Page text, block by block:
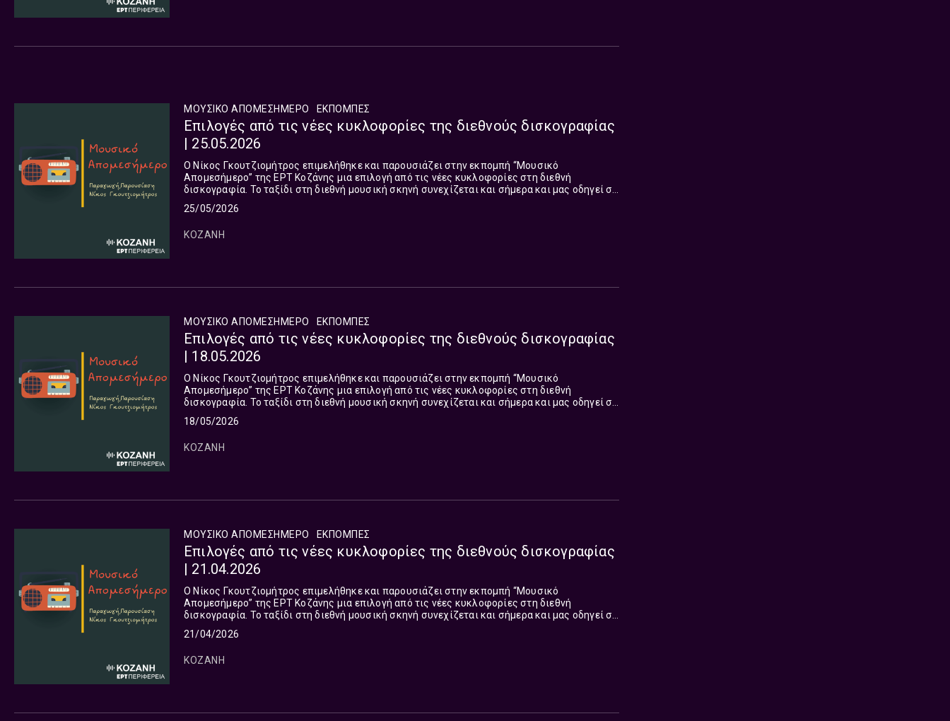
ΜΟΥΣΙΚΟ ΑΠΟΜΕΣΗΜΕΡΟ ΕΚΠΟΜΠΈΣ
Επιλογές από τις νέες κυκλοφορίες της διεθνούς δισκογραφίας
| 25.05.2026
Ο Νίκος Γκουτζιομήτρος επιμελήθηκε και παρουσιάζει στην εκπομπή “Μουσικό
Απομεσήμερο” της ΕΡΤ Κοζάνης μια επιλογή από τις νέες κυκλοφορίες στη διεθνή
δισκογραφία. Το ταξίδι στη διεθνή μουσική σκηνή συνεχίζεται και σήμερα και μας οδηγεί σε
25/05/2026
ΚΟΖΑΝΗ
ΜΟΥΣΙΚΟ ΑΠΟΜΕΣΗΜΕΡΟ ΕΚΠΟΜΠΈΣ
Επιλογές από τις νέες κυκλοφορίες της διεθνούς δισκογραφίας
| 18.05.2026
Ο Νίκος Γκουτζιομήτρος επιμελήθηκε και παρουσιάζει στην εκπομπή “Μουσικό
Απομεσήμερο” της ΕΡΤ Κοζάνης μια επιλογή από τις νέες κυκλοφορίες στη διεθνή
δισκογραφία. Το ταξίδι στη διεθνή μουσική σκηνή συνεχίζεται και σήμερα και μας οδηγεί σε
18/05/2026
ΚΟΖΑΝΗ
ΜΟΥΣΙΚΟ ΑΠΟΜΕΣΗΜΕΡΟ ΕΚΠΟΜΠΈΣ
Επιλογές από τις νέες κυκλοφορίες της διεθνούς δισκογραφίας
| 21.04.2026
Ο Νίκος Γκουτζιομήτρος επιμελήθηκε και παρουσιάζει στην εκπομπή “Μουσικό
Απομεσήμερο” της ΕΡΤ Κοζάνης μια επιλογή από τις νέες κυκλοφορίες στη διεθνή
δισκογραφία. Το ταξίδι στη διεθνή μουσική σκηνή συνεχίζεται και σήμερα και μας οδηγεί σε
21/04/2026
ΚΟΖΑΝΗ